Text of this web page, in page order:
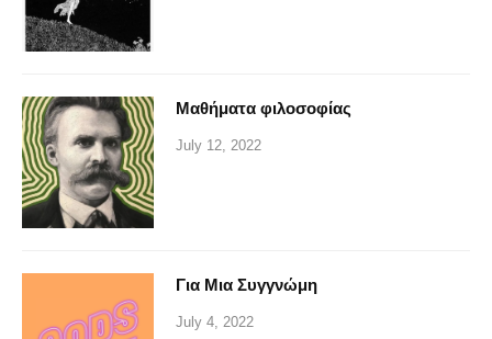
Μαθήματα φιλοσοφίας
July 12, 2022
Για Μια Συγγνώμη
July 4, 2022